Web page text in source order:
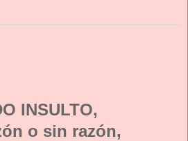
INSULTO,
o sin razón,